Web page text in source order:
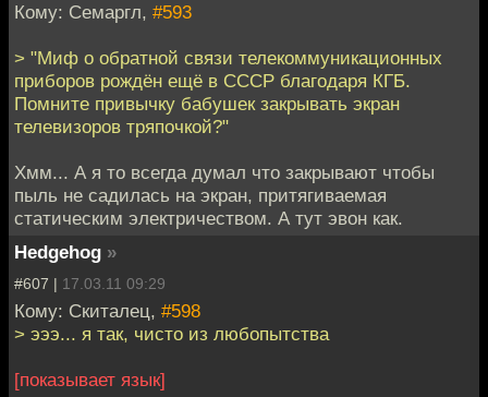
Кому: Семаргл, #593
> "Миф о обратной связи телекоммуникационных
приборов рождён ещё в СССР благодаря КГБ.
Помните привычку бабушек закрывать экран
телевизоров тряпочкой?"
Хмм... А я то всегда думал что закрывают чтобы
пыль не садилась на экран, притягиваемая
статическим электричеством. А тут эвон как.
Hedgehog »
#607 | 17.03.11 09:29
Кому: Скиталец, #598
> эээ... я так, чисто из любопытства
[показывает язык]